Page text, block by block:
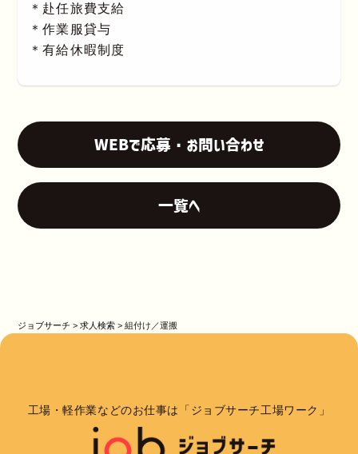
＊赴任旅費支給
＊作業服貸与
＊有給休暇制度
WEBで応募・お問い合わせ
一覧へ
ジョブサーチ >求人検索 >組付け／運搬
工場・軽作業などのお仕事は「ジョブサーチ工場ワーク」